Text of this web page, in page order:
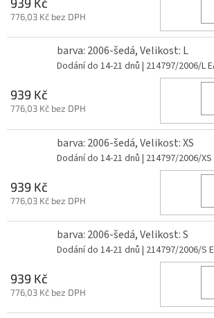
776,03 Kč bez DPH
barva: 2006-šedá, Velikost: L
Dodání do 14-21 dnů | 214797/2006/L
939 Kč
776,03 Kč bez DPH
barva: 2006-šedá, Velikost: XS
Dodání do 14-21 dnů | 214797/2006/XS
939 Kč
776,03 Kč bez DPH
barva: 2006-šedá, Velikost: S
Dodání do 14-21 dnů | 214797/2006/S
939 Kč
776,03 Kč bez DPH